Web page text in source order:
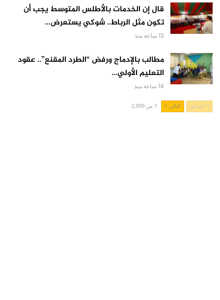
قال إن الخدمات بالأطلس المتوسط يجب أن
تكون مثل الرباط.. شوكي يستعرض…
13 ساعة منذ
مطالب بالإدماج ورفض “الطرد المقنع”.. عقود
التعليم الأولي…
14 ساعة منذ
السابق التالي 1 من 2,009